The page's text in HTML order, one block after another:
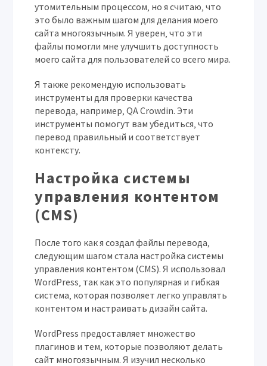
утомительным процессом‚ но я считаю‚ что
это было важным шагом для делания моего
сайта многоязычным. Я уверен‚ что эти
файлы помогли мне улучшить доступность
моего сайта для пользователей со всего мира.
Я также рекомендую использовать
инструменты для проверки качества
перевода‚ например‚ QA Crowdin. Эти
инструменты помогут вам убедиться‚ что
перевод правильный и соответствует
контексту.
Настройка системы
управления контентом
(CMS)
После того как я создал файлы перевода‚
следующим шагом стала настройка системы
управления контентом (CMS). Я использовал
WordPress‚ так как это популярная и гибкая
система‚ которая позволяет легко управлять
контентом и настраивать дизайн сайта.
WordPress предоставляет множество
плагинов и тем‚ которые позволяют делать
сайт многоязычным. Я изучил несколько